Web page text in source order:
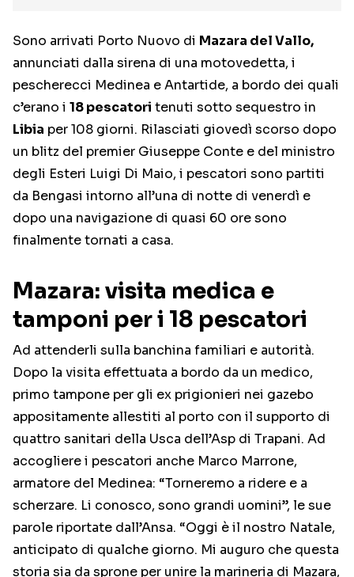
Sono arrivati Porto Nuovo di Mazara del Vallo,
annunciati dalla sirena di una motovedetta, i
pescherecci Medinea e Antartide, a bordo dei quali
c’erano i 18 pescatori tenuti sotto sequestro in
Libia per 108 giorni. Rilasciati giovedì scorso dopo
un blitz del premier Giuseppe Conte e del ministro
degli Esteri Luigi Di Maio, i pescatori sono partiti
da Bengasi intorno all’una di notte di venerdì e
dopo una navigazione di quasi 60 ore sono
finalmente tornati a casa.
Mazara: visita medica e
tamponi per i 18 pescatori
Ad attenderli sulla banchina familiari e autorità.
Dopo la visita effettuata a bordo da un medico,
primo tampone per gli ex prigionieri nei gazebo
appositamente allestiti al porto con il supporto di
quattro sanitari della Usca dell’Asp di Trapani. Ad
accogliere i pescatori anche Marco Marrone,
armatore del Medinea: “Torneremo a ridere e a
scherzare. Li conosco, sono grandi uomini”, le sue
parole riportate dall’Ansa. “Oggi è il nostro Natale,
anticipato di qualche giorno. Mi auguro che questa
storia sia da sprone per unire la marineria di Mazara,